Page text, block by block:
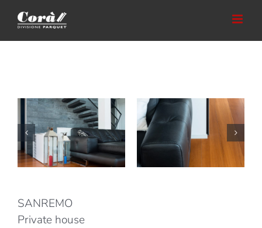
content
SANREMO
Private house